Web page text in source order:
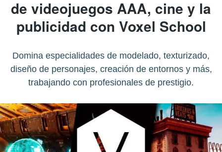
de videojuegos AAA, cine y la
publicidad con Voxel School
Domina especialidades de modelado, texturizado,
diseño de personajes, creación de entornos y más,
trabajando con profesionales de prestigio.